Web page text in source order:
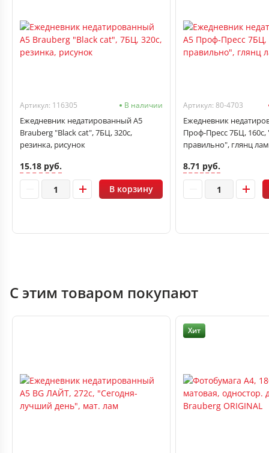
Артикул: 116305 В наличии
Ежедневник недатированный А5
Brauberg "Black cat", 7БЦ, 320с,
резинка, рисунок
15.18 руб.
В корзину
Артикул: 80-4703
Ежедневник
Проф-Пресс 7БЦ, 160с,
правильно", глянц лам
8.71 руб.
С этим товаром покупают
Хит